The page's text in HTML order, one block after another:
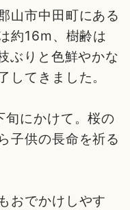
山市中田町にある
約16m、樹齢は
りと色鮮やかな
してきました。
旬にかけて。桜の
子供の長命を祈る
おでかけしやす